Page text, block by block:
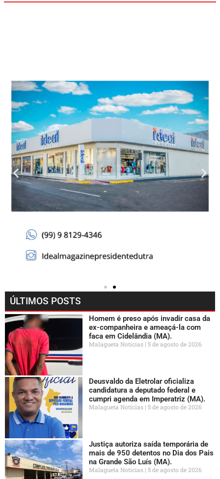
ÚLTIMOS POSTS
Homem é preso após invadir casa da
ex-companheira e ameaçá-la com
faca em Cidelândia (MA).
Malagueta Notícias 5 de agosto de 2026
Deusvaldo da Eletrolar oficializa
candidatura a deputado federal e
cumpri agenda em Imperatriz (MA).
Malagueta Notícias 5 de agosto de 2026
Justiça autoriza saída temporária de
mais de 950 detentos no Dia dos Pais
na Grande São Luís (MA).
Malagueta Notícias 5 de agosto de 2026